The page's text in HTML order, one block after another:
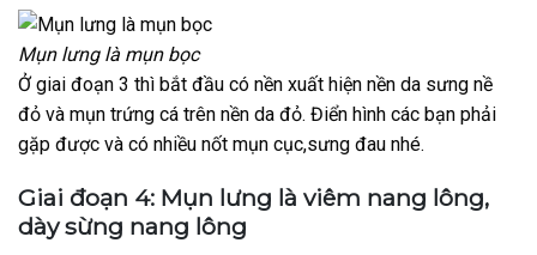
Mụn lưng là mụn bọc
Ở giai đoạn 3 thì bắt đầu có nền xuất hiện nền da sưng nề
đỏ và mụn trứng cá trên nền da đỏ. Điển hình các bạn phải
gặp được và có nhiều nốt mụn cục,sưng đau nhé.
Giai đoạn 4: Mụn lưng là viêm nang lông,
dày sừng nang lông